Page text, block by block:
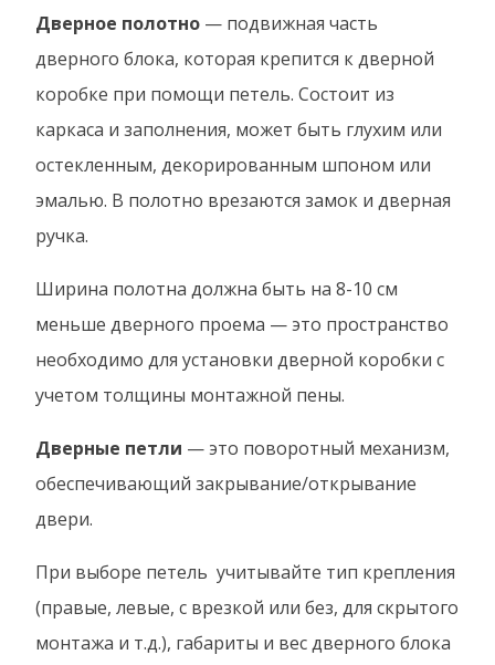
Дверное полотно — подвижная часть
дверного блока, которая крепится к дверной
коробке при помощи петель. Состоит из
каркаса и заполнения, может быть глухим или
остекленным, декорированным шпоном или
эмалью. В полотно врезаются замок и дверная
ручка.
Ширина полотна должна быть на 8-10 см
меньше дверного проема — это пространство
необходимо для установки дверной коробки с
учетом толщины монтажной пены.
Дверные петли — это поворотный механизм,
обеспечивающий закрывание/открывание
двери.
При выборе петель учитывайте тип крепления
(правые, левые, с врезкой или без, для скрытого
монтажа и т.д.), габариты и вес дверного блока